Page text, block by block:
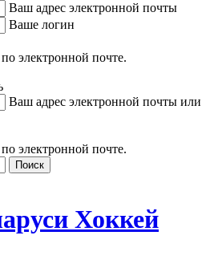
Ваш адрес электронной почты
Ваше логин
электронной почте.
Ваш адрес электронной почты или
электронной почте.
Хоккей